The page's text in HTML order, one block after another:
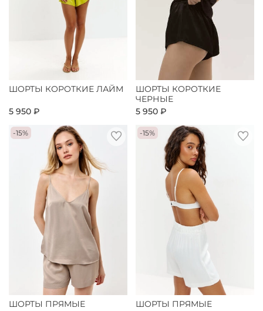
ШОРТЫ КОРОТКИЕ ЛАЙМ
5 950 ₽
ШОРТЫ КОРОТКИЕ
ЧЕРНЫЕ
5 950 ₽
-15%
ШОРТЫ ПРЯМЫЕ
-15%
ШОРТЫ ПРЯМЫЕ